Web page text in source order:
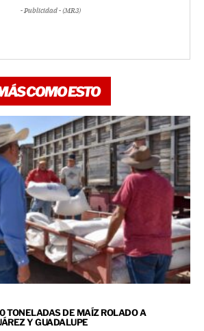
- Publicidad - (MR3)
COMO ESTO
TONELADAS DE MAÍZ ROLADO A
Y GUADALUPE